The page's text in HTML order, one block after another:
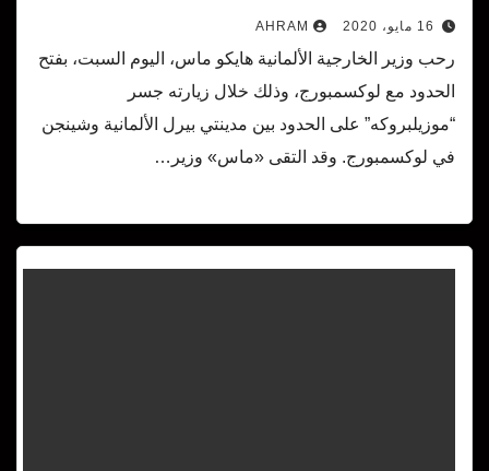
16 مايو، 2020 AHRAM
رحب وزير الخارجية الألمانية هايكو ماس، اليوم السبت، بفتح
الحدود مع لوكسمبورج، وذلك خلال زيارته جسر
“موزيلبروكه” على الحدود بين مدينتي بيرل الألمانية وشينجن
في لوكسمبورج. وقد التقى «ماس» وزير…